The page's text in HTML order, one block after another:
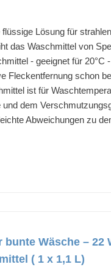
Lösung für
das Waschmittel von
- geeignet für
Fleckentfernung schon
ist für
dem
Abweichungen zu
Wäsche –
( 1 x 1,1 L)